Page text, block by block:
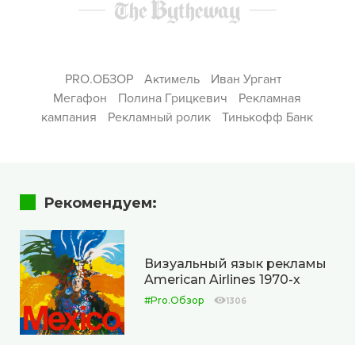
PRO.ОБЗОР Актимель
Иван Ургант
Мегафон
Полина Грицкевич
Рекламная
кампания
Рекламный ролик Тинькофф Банк
Рекомендуем:
Визуальный язык рекламы
American Airlines 1970-х
#Pro.Обзор 1306